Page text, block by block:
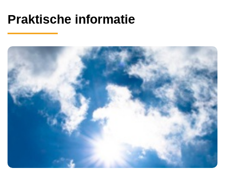
Praktische informatie